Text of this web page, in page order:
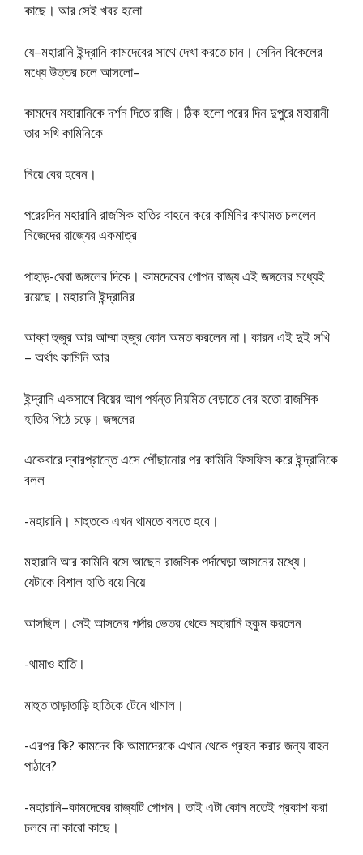
কাছে। আর সেই খবর হলাে
যে–মহারানি ইন্দ্রানি কামদেবের সাথে দেখা করতে চান। সেদিন বিকেলের
মধ্যে উত্তর চলে আসলো–
কামদেব মহারানিকে দর্শন দিতে রাজি। ঠিক হলাে পরের দিন দুপুরে মহারানী
তার সখি কামিনিকে
নিয়ে বের হবেন।
পরেরদিন মহারানি রাজসিক হাতির বাহনে করে কামিনির কথামত চললেন
নিজেদের রাজ্যের একমাত্র
পাহাড়-ঘেরা জঙ্গলের দিকে। কামদেবের গােপন রাজ্য এই জঙ্গলের মধ্যেই
রয়েছে। মহারানি ইন্দ্রানির
আব্বা হুজুর আর আম্মা হুজুর কোন অমত করলেন না। কারন এই দুই সখি
– অর্থাৎ কামিনি আর
ইন্দ্রানি একসাথে বিয়ের আগ পর্যন্ত নিয়মিত বেড়াতে বের হতাে রাজসিক
হাতির পিঠে চড়ে। জঙ্গলের
একেবারে দ্বারপ্রান্তে এসে পৌঁছানাের পর কামিনি ফিসফিস করে ইন্দ্রানিকে
বলল
-মহারানি। মাহুতকে এখন থামতে বলতে হবে।
মহারানি আর কামিনি বসে আছেন রাজসিক পর্দাঘেড়া আসনের মধ্যে।
যেটাকে বিশাল হাতি বয়ে নিয়ে
আসছিল। সেই আসনের পর্দার ভেতর থেকে মহারানি হুকুম করলেন
-থামাও হাতি।
মাহুত তাড়াতাড়ি হাতিকে টেনে থামাল।
-এরপর কি? কামদেব কি আমাদেরকে এখান থেকে গ্রহন করার জন্য বাহন
পাঠাবে?
-মহারানি–কামদেবের রাজ্যটি গােপন। তাই এটা কোন মতেই প্রকাশ করা
চলবে না কারাে কাছে।